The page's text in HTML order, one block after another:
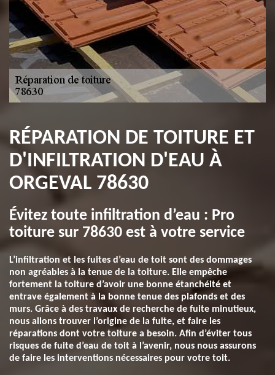
RÉPARATION DE TOITURE ET
D'INFILTRATION D'EAU À
ORGEVAL 78630
Évitez toute infiltration d’eau : Pro
toiture sur 78630 est à votre service
L’infiltration et les fuites d’eau de toit sont des dommages
non agréables à la tenue de la toiture. Elle empêche
fortement la toiture d’avoir une bonne étanchéité et
entrave également à la bonne tenue des plafonds et des
murs. Grâce à des travaux de recherche de fuite minutieux,
nous allons trouver l’origine de la fuite, et faire les
réparations dont votre toiture a besoin. Afin d’éviter tous
risques de fuite d’eau de toit à l’avenir, nous nous assurons
de faire les interventions nécessaires pour votre toit.